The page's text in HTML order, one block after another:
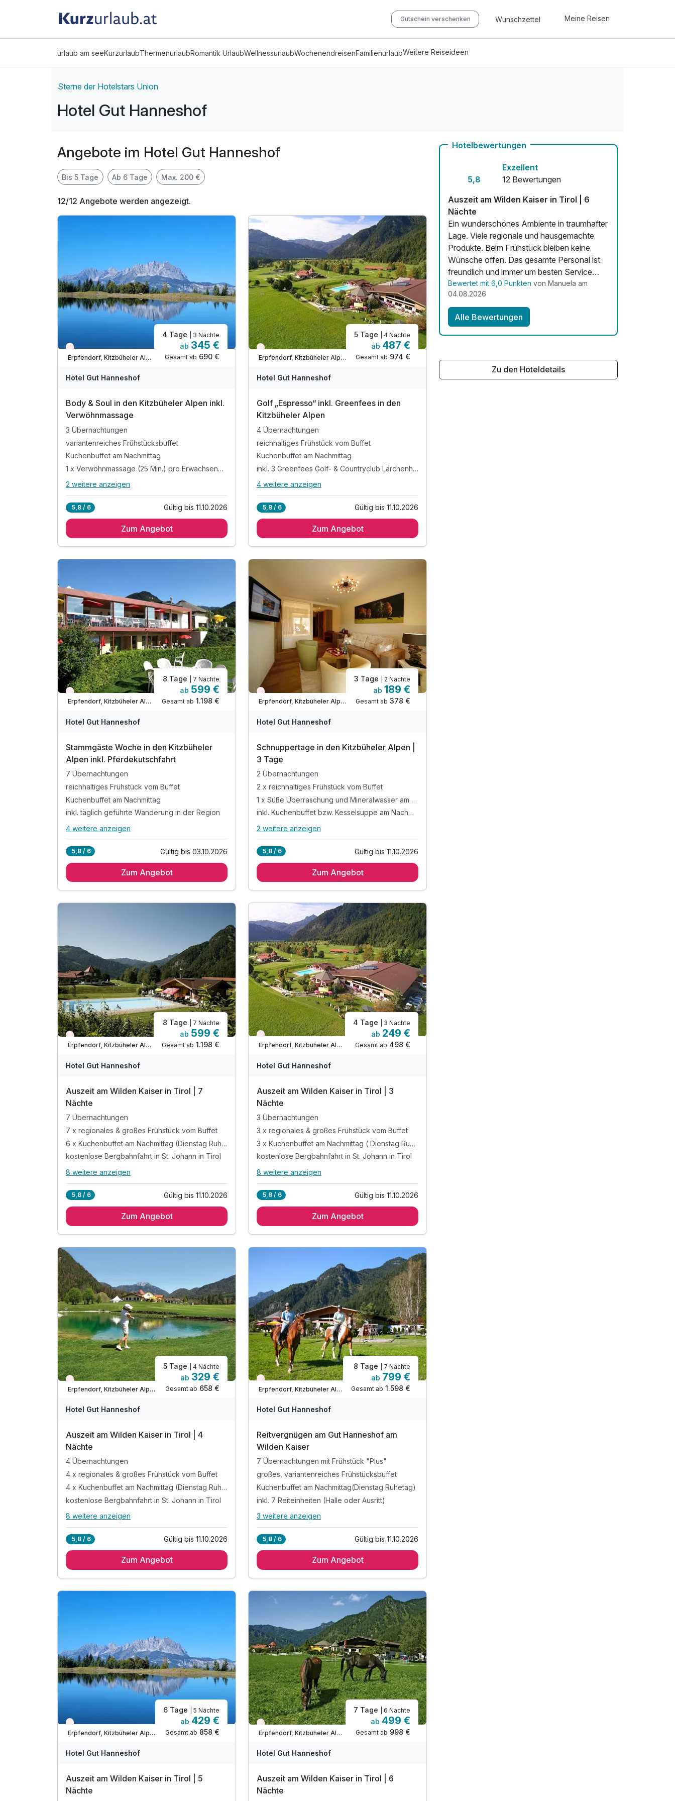
Gutschein verschenken Wunschzettel Meine Reisen
urlaub am seeKurzurlaubThermenurlaubRomantik UrlaubWellnessurlaubWochenendreisenFamilienurlaubWeitere Reiseideen
Sterne der Hotelstars Union
Hotel Gut Hanneshof
Angebote im Hotel Gut Hanneshof
Bis 5 Tage Ab 6 Tage Max. 200 €
12/12 Angebote werden angezeigt.
Nur noch Restplätze
Erpfendorf, Kitzbüheler Alpen
4 Tage | 3 Nächte
ab 345 €
Gesamt ab 690 €
Hotel Gut Hanneshof
Body & Soul in den Kitzbüheler Alpen inkl.
Verwöhnmassage
3 Übernachtungen
variantenreiches Frühstücksbuffet
Kuchenbuffet am Nachmittag
1 x Verwöhnmassage (25 Min.) pro Erwachsenem
Alle Inklusivleistungen
variantenreiches Frühstücksbuffet
inkl. Sauna/Fitness jeweils lt. Tagesprogramm
2 weitere anzeigen
5,8 / 6 Gültig bis 11.10.2026
Zum Angebot
Nur noch Restplätze
Erpfendorf, Kitzbüheler Alpen
5 Tage | 4 Nächte
ab 487 €
Gesamt ab 974 €
Hotel Gut Hanneshof
Golf „Espresso“ inkl. Greenfees in den
Kitzbüheler Alpen
4 Übernachtungen
reichhaltiges Frühstück vom Buffet
Kuchenbuffet am Nachmittag
inkl. 3 Greenfees Golf- & Countryclub Lärchenhof
Alle Inklusivleistungen
reichhaltiges Frühstück vom Buffet
Ermäßigung auf weitere Greenfees am GCC
Lärchenhof
inkl. Süße Überraschung
inkl. 1 Flasche Mineralwasser am Zimmer
inkl. täglich ein „Espresso“ an der Hausbar
4 weitere anzeigen
5,8 / 6 Gültig bis 11.10.2026
Zum Angebot
Wieder frei ab September
Erpfendorf, Kitzbüheler Alpen
8 Tage | 7 Nächte
ab 599 €
Gesamt ab 1.198 €
Hotel Gut Hanneshof
Stammgäste Woche in den Kitzbüheler
Alpen inkl. Pferdekutschfahrt
7 Übernachtungen
reichhaltiges Frühstück vom Buffet
Kuchenbuffet am Nachmittag
inkl. täglich geführte Wanderung in der Region
Alle Inklusivleistungen
reichhaltiges Frühstück vom Buffet
inkl. Montags Schnuppergolf
(witterungsabhängig)
4 weitere anzeigen
5,8 / 6 Gültig bis 03.10.2026
Zum Angebot
Nur noch Restplätze
Erpfendorf, Kitzbüheler Alpen
3 Tage | 2 Nächte
ab 189 €
Gesamt ab 378 €
Hotel Gut Hanneshof
Schnuppertage in den Kitzbüheler Alpen |
3 Tage
2 Übernachtungen
2 x reichhaltiges Frühstück vom Buffet
1 x Süße Überraschung und Mineralwasser am Zimmer
inkl. Kuchenbuffet bzw. Kesselsuppe am Nachmittag
Alle Inklusivleistungen
2 x reichhaltiges Frühstück vom Buffet
inkl. Kuchenbuffet bzw. Kesselsuppe am
Nachmittag
inkl. Sauna/Fitness je nach Tagesprogramm
inkl. W-Lan Nutzung
2 weitere anzeigen
5,8 / 6 Gültig bis 11.10.2026
Zum Angebot
Nur noch Restplätze
Erpfendorf, Kitzbüheler Alpen
8 Tage | 7 Nächte
ab 599 €
Gesamt ab 1.198 €
Hotel Gut Hanneshof
Auszeit am Wilden Kaiser in Tirol | 7
Nächte
7 Übernachtungen
7 x regionales & großes Frühstück vom Buffet
6 x Kuchenbuffet am Nachmittag (Dienstag Ruhetag)
kostenlose Bergbahnfahrt in St. Johann in Tirol
Alle Inklusivleistungen
7 x regionales & großes Frühstück vom Buffet
kostenlose Bergbahnfahrt in St. Johann in Tirol
inkl. Nutzung beheizter Pool (Sommer)
inkl. Nutzung Sauna, Infrarot, Ruhebereich
inkl. Nutzung Fitnessraum
inkl. Nutzung große Liegewiese
inkl. Nutzung Sonnenterrasse & Wintergarten
inkl. Wochenprogramm für Jung & Alt
inkl. Gästekarte*
inkl. W-Lan Nutzung
8 weitere anzeigen
5,8 / 6 Gültig bis 11.10.2026
Zum Angebot
Nur noch Restplätze
Erpfendorf, Kitzbüheler Alpen
4 Tage | 3 Nächte
ab 249 €
Gesamt ab 498 €
Hotel Gut Hanneshof
Auszeit am Wilden Kaiser in Tirol | 3
Nächte
3 Übernachtungen
3 x regionales & großes Frühstück vom Buffet
3 x Kuchenbuffet am Nachmittag ( Dienstag Ruhetag)
kostenlose Bergbahnfahrt in St. Johann in Tirol
Alle Inklusivleistungen
3 x regionales & großes Frühstück vom Buffet
inkl. Nutzung beheizter Pool (Sommer)
inkl. Nutzung Sauna, Infrarot, Ruhebereich
inkl. Nutzung Fitnessraum
inkl. Nutzung große Liegewiese
inkl. Nutzung Sonnenterrasse & Wintergarten
inkl. Wochenprogramm für Jung & Alt
inkl. Gästekarte*
inkl. W-Lan Nutzung
8 weitere anzeigen
5,8 / 6 Gültig bis 11.10.2026
Zum Angebot
Nur noch Restplätze
Erpfendorf, Kitzbüheler Alpen
5 Tage | 4 Nächte
ab 329 €
Gesamt ab 658 €
Hotel Gut Hanneshof
Auszeit am Wilden Kaiser in Tirol | 4
Nächte
4 Übernachtungen
4 x regionales & großes Frühstück vom Buffet
4 x Kuchenbuffet am Nachmittag (Dienstag Ruhetag)
kostenlose Bergbahnfahrt in St. Johann in Tirol
Alle Inklusivleistungen
4 x regionales & großes Frühstück vom Buffet
inkl. Nutzung Fitnessraum
inkl. Nutzung große Liegewiese
inkl. Nutzung Sonnenterrasse & Wintergarten
inkl. Wochenprogramm für Jung & Alt
inkl. Gästekarte*
8 weitere anzeigen
5,8 / 6 Gültig bis 11.10.2026
Zum Angebot
Nur noch Restplätze
Erpfendorf, Kitzbüheler Alpen
8 Tage | 7 Nächte
ab 799 €
Gesamt ab 1.598 €
Hotel Gut Hanneshof
Reitvergnügen am Gut Hanneshof am
Wilden Kaiser
7 Übernachtungen mit Frühstück "Plus"
großes, variantenreiches Frühstücksbuffet
Kuchenbuffet am Nachmittag(Dienstag Ruhetag)
inkl. 7 Reiteinheiten (Halle oder Ausritt)
Alle Inklusivleistungen
großes, variantenreiches Frühstücksbuffet
inkl. Glücksbringer Hufeisen für jeden Reiter
inkl. 1 Flasche Mineral am Zimmer
inkl. süße Überraschung am Zimmer
3 weitere anzeigen
5,8 / 6 Gültig bis 11.10.2026
Zum Angebot
Nur noch Restplätze
Erpfendorf, Kitzbüheler Alpen
6 Tage | 5 Nächte
ab 429 €
Gesamt ab 858 €
Hotel Gut Hanneshof
Auszeit am Wilden Kaiser in Tirol | 5
Nächte
Nur noch Restplätze
Erpfendorf, Kitzbüheler Alpen
7 Tage | 6 Nächte
ab 499 €
Gesamt ab 998 €
Hotel Gut Hanneshof
Auszeit am Wilden Kaiser in Tirol | 6
Nächte
Hotelbewertungen
5,8
Exzellent
12 Bewertungen
Auszeit am Wilden Kaiser in Tirol | 6
Nächte
Ein wunderschönes Ambiente in traumhafter
Lage. Viele regionale und hausgemachte
Produkte. Beim Frühstück bleiben keine
Wünsche offen. Das gesamte Personal ist
freundlich und immer um besten Service
bemüht.
Bewertet mit 6,0 Punkten von Manuela am
04.08.2026
Alle Bewertungen
Zu den Hoteldetails